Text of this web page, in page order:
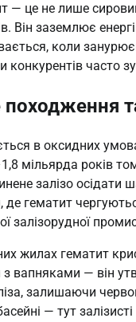
— це не лише
Він заземлює
коли
конкурентів часто
походження
в оксидних
мільярда років
залізо осідати
де гематит
залізорудної
жилах гематит
вапняками — він
залишаючи
— тут